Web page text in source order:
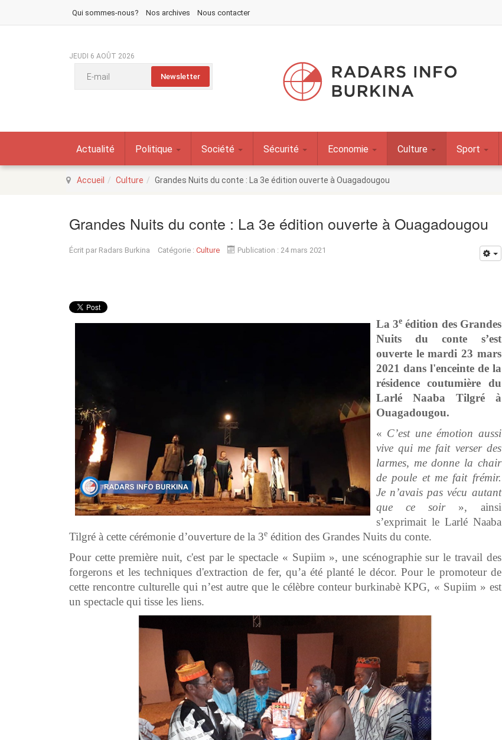
Qui sommes-nous? Nos archives Nous contacter
JEUDI 6 AOÛT 2026
Actualité Politique Société Sécurité Economie Culture Sport
Accueil Culture Grandes Nuits du conte : La 3e édition ouverte à Ouagadougou
Grandes Nuits du conte : La 3e édition ouverte à Ouagadougou
Écrit par Radars Burkina Catégorie : Culture Publication : 24 mars 2021
La 3e édition des Grandes
Nuits du conte s’est
ouverte le mardi 23 mars
2021 dans l'enceinte de la
résidence coutumière du
Larlé Naaba Tilgré à
Ouagadougou.
« C’est une émotion aussi
vive qui me fait verser des
larmes, me donne la chair
de poule et me fait frémir.
Je n’avais pas vécu autant
que ce soir», ainsi
s’exprimait le Larlé Naaba
Tilgré à cette cérémonie d’ouverture de la 3e édition des Grandes Nuits du conte.
Pour cette première nuit, c'est par le spectacle « Supiim », une scénographie sur le travail des
forgerons et les techniques d'extraction de fer, qu’a été planté le décor. Pour le promoteur de
cette rencontre culturelle qui n’est autre que le célèbre conteur burkinabè KPG, « Supiim » est
un spectacle qui tisse les liens.